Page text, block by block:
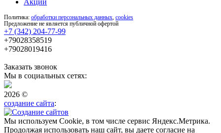
Акции
Политика: обработки персональных данных, cookies
Предложение не является публичной офертой
+7 (342) 204-77-99
+79028358519
+79028019416
Заказать звонок
Мы в социальных сетях:
2026 ©
создание сайта:
Мы используем Cookie, в том числе сервис Яндекс.Метрика.
Продолжая использовать наш сайт, вы даете согласие на